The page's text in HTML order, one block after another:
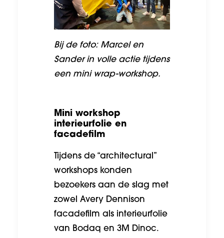
Bij de foto: Marcel en
Sander in volle actie tijdens
een mini wrap-workshop.
Mini workshop
interieurfolie en
facadefilm
Tijdens de “architectural”
workshops konden
bezoekers aan de slag met
zowel Avery Dennison
facadefilm als interieurfolie
van Bodaq en 3M Dinoc.